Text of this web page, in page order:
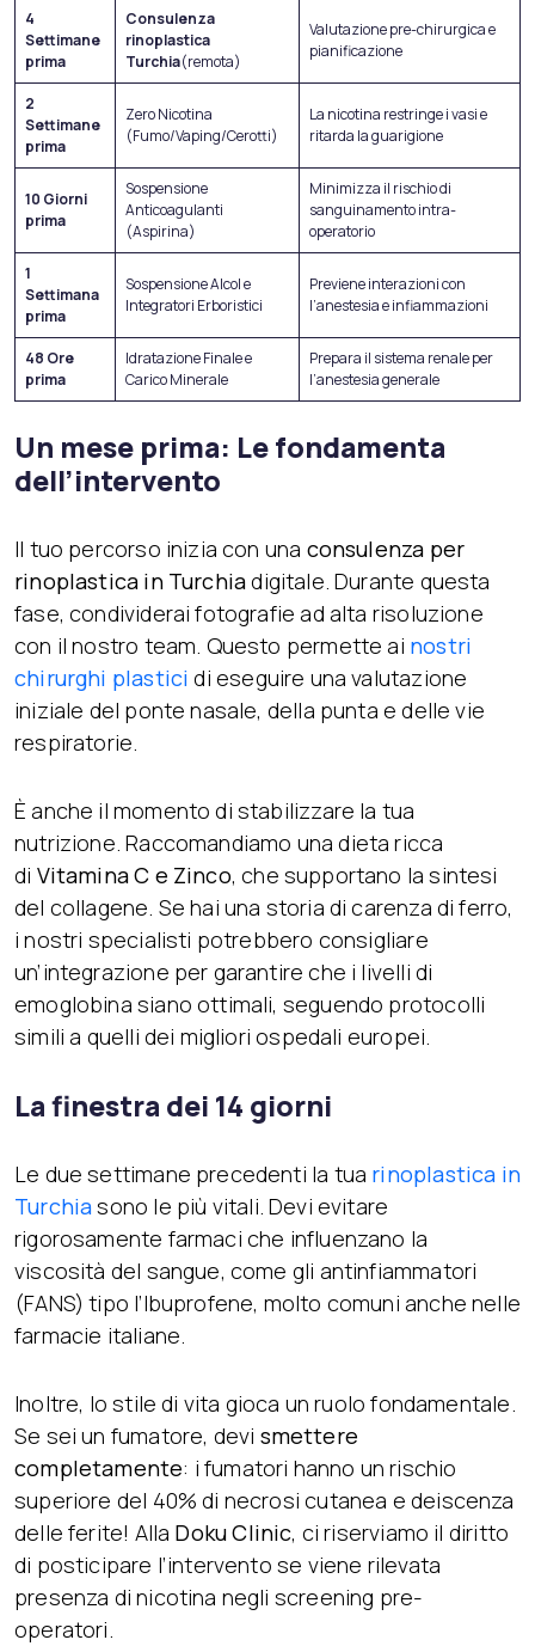
4
Settimane
prima
Consulenza
rinoplastica
Turchia(remota)
Valutazione pre-chirurgica e
pianificazione
2
Settimane
prima
Zero Nicotina
(Fumo/Vaping/Cerotti)
La nicotina restringe i vasi e
ritarda la guarigione
10 Giorni
prima
Sospensione
Anticoagulanti
(Aspirina)
Minimizza il rischio di
sanguinamento intra-
operatorio
1
Settimana
prima
Sospensione Alcol e
Integratori Erboristici
Previene interazioni con
l’anestesia e infiammazioni
48 Ore
prima
Idratazione Finale e
Carico Minerale
Prepara il sistema renale per
l’anestesia generale
Un mese prima: Le fondamenta
dell’intervento
Il tuo percorso inizia con una consulenza per
rinoplastica in Turchiadigitale. Durante questa
fase, condividerai fotografie ad alta risoluzione
con il nostro team. Questo permette ai nostri
chirurghi plastici di eseguire una valutazione
iniziale del ponte nasale, della punta e delle vie
respiratorie.
È anche il momento di stabilizzare la tua
nutrizione. Raccomandiamo una dieta ricca
di Vitamina C e Zinco, che supportano la sintesi
del collagene. Se hai una storia di carenza di ferro,
i nostri specialisti potrebbero consigliare
un’integrazione per garantire che i livelli di
emoglobina siano ottimali, seguendo protocolli
simili a quelli dei migliori ospedali europei.
La finestra dei 14 giorni
Le due settimane precedenti la tua rinoplastica in
Turchiasono le più vitali. Devi evitare
rigorosamente farmaci che influenzano la
viscosità del sangue, come gli antinfiammatori
(FANS) tipo l’Ibuprofene, molto comuni anche nelle
farmacie italiane.
Inoltre, lo stile di vita gioca un ruolo fondamentale.
Se sei un fumatore, devi smettere
completamente: i fumatori hanno un rischio
superiore del 40% di necrosi cutanea e deiscenza
delle ferite! Alla Doku Clinic, ci riserviamo il diritto
di posticipare l’intervento se viene rilevata
presenza di nicotina negli screening pre-
operatori.